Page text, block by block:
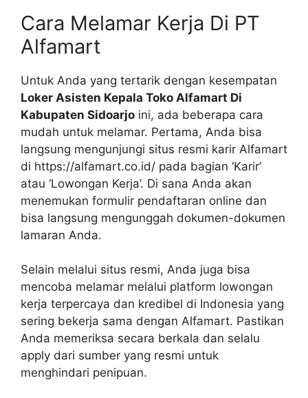
Cara Melamar Kerja Di PT
Alfamart
Untuk Anda yang tertarik dengan kesempatan
Loker Asisten Kepala Toko Alfamart Di
Kabupaten Sidoarjo ini, ada beberapa cara
mudah untuk melamar. Pertama, Anda bisa
langsung mengunjungi situs resmi karir Alfamart
di https://alfamart.co.id/ pada bagian ‘Karir’
atau ‘Lowongan Kerja’. Di sana Anda akan
menemukan formulir pendaftaran online dan
bisa langsung mengunggah dokumen-dokumen
lamaran Anda.
Selain melalui situs resmi, Anda juga bisa
mencoba melamar melalui platform lowongan
kerja terpercaya dan kredibel di Indonesia yang
sering bekerja sama dengan Alfamart. Pastikan
Anda memeriksa secara berkala dan selalu
apply dari sumber yang resmi untuk
menghindari penipuan.